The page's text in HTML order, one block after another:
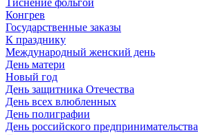
Тиснение фольгой
Конгрев
Государственные заказы
К празднику
Международный женский день
День матери
Новый год
День защитника Отечества
День всех влюбленных
День полиграфии
День российского предпринимательства